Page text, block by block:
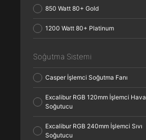
850 Watt 80+ Gold
1200 Watt 80+ Platinum
Soğutma Sistemi
Casper İşlemci Soğutma Fanı
Excalibur RGB 120mm İşlemci Hava
Soğutucu
Excalibur RGB 240mm İşlemci Sıvı
Soğutucu